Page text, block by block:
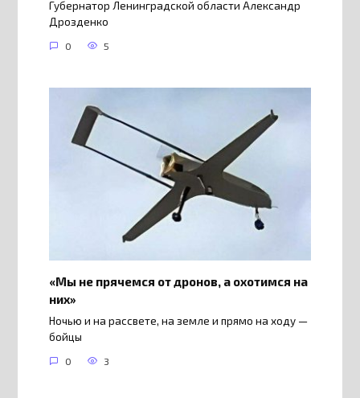
Губернатор Ленинградской области Александр
Дрозденко
0 5
«Мы не прячемся от дронов, а охотимся на
них»
Ночью и на рассвете, на земле и прямо на ходу —
бойцы
0 3